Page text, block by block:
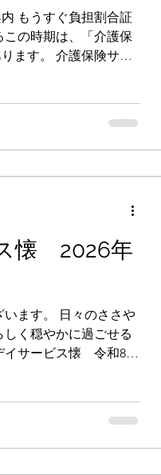
もうすぐ負担割合証
の時期は、「介護保
ます。 介護保険サー
合証」には介護サービ
れています。 基本
ネジャーへお知らせ
安心して介護サービ
お手伝いしてまいり
ジへ
懐 2026年
ます。 日々のささや
く穏やかに過ごせる
イサービス懐 令和8年
ォーマンスの方々の
た。次回の開催が楽